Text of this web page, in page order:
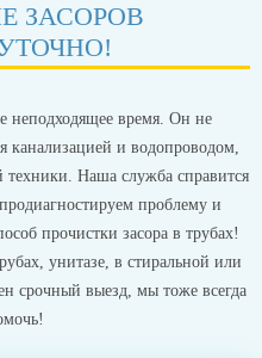
ЗАСОРОВ
неподходящее время. Он не
канализацией и водопроводом,
техники. Наша служба справится
проблему и
прочистки засора в трубах!
унитазе, в стиральной или
срочный выезд, мы тоже всегда